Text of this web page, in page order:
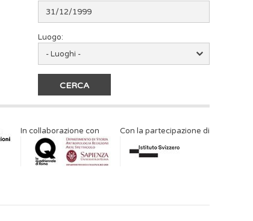
Luogo:
In collaborazione con Con la partecipazione di